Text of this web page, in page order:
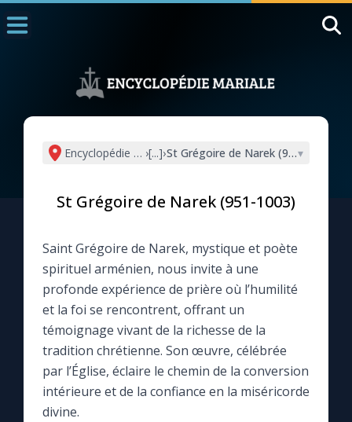
L'actualité de la semaine
La chaîne Youtube
La newsletter
La vidéo de la semaine
Le compte Tiktok
Encyclopédie mariale
›[...]›St Grégoire de Narek (951-1003)
▾
St Grégoire de Narek (951-1003)
Saint Grégoire de Narek, mystique et poète
spirituel arménien, nous invite à une
profonde expérience de prière où l’humilité
et la foi se rencontrent, offrant un
témoignage vivant de la richesse de la
tradition chrétienne. Son œuvre, célébrée
par l’Église, éclaire le chemin de la conversion
intérieure et de la confiance en la miséricorde
divine.